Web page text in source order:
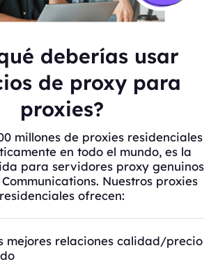
deberías usar
de proxy para
proxies?
millones de proxies residenciales
en todo el mundo, es la
para servidores proxy genuinos
Nuestros proxies
residenciales ofrecen:
mejores relaciones calidad/precio